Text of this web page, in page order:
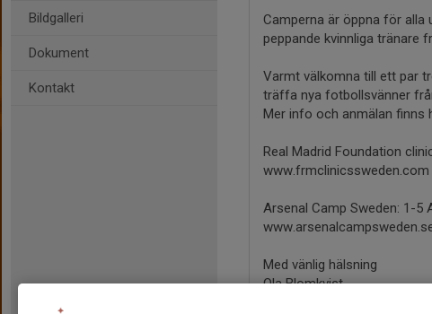
Bildgalleri
Dokument
Kontakt
Camperna är öppna för alla
peppande kvinnliga tränare
Varmt välkomna till ett par
träffa nya fotbollsvänner
Mer info och anmälan finns
Real Madrid Foundation
www.frmclinicssweden.com
Arsenal Camp Sweden: 1-5
Med vänlig hälsning
Ola Blomkvist